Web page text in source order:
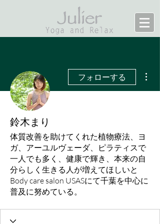
フォローする
鈴木まり
体質改善を助けてくれた植物療法、ヨ
ガ、アーユルヴェーダ、ピラティスで
一人でも多く、健康で輝き、本来の自
分らしく生きる人が増えてほしいと
Body care salon USASにて千葉を中心に
普及に努めている。